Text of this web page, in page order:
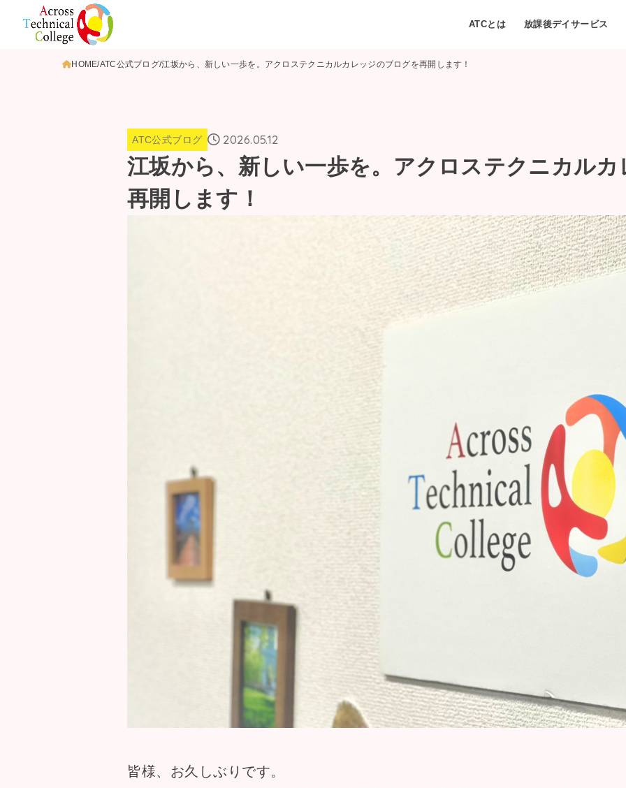
ATCとは 放課後デイサービス
HOME ATC公式ブログ 江坂から、新しい一歩を。アクロステクニカルカレッジのブログを再開します！
ATC公式ブログ 2026.05.12
江坂から、新しい一歩を。アクロステクニカル
再開します！
皆様、お久しぶりです。